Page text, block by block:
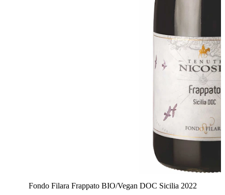
Fondo Filara Frappato BIO/Vegan DOC Sicilia 2022